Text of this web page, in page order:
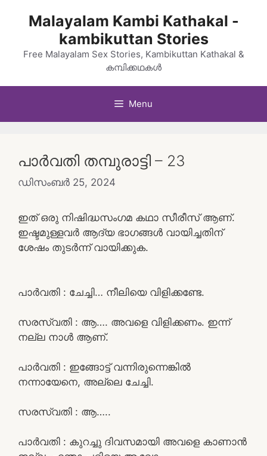
Malayalam Kambi Kathakal -
kambikuttan Stories
Free Malayalam Sex Stories, Kambikuttan Kathakal &
കമ്പിക്കഥകൾ
Menu
പാർവതി തമ്പുരാട്ടി – 23
ഡിസംബർ 25, 2024
ഇത് ഒരു നിഷിദ്ധസംഗമ കഥാ സീരീസ് ആണ്.
ഇഷ്ടമുള്ളവർ ആദ്യ ഭാഗങ്ങൾ വായിച്ചതിന്
ശേഷം തുടർന്ന് വായിക്കുക.
പാർവതി : ചേച്ചി… നീലിയെ വിളിക്കണ്ടേ.
സരസ്വതി : ആ…. അവളെ വിളിക്കണം. ഇന്ന്
നല്ല നാൾ ആണ്.
പാർവതി : ഇങ്ങോട്ട് വന്നിരുന്നെങ്കിൽ
നന്നായേനെ, അല്ലെ ചേച്ചി.
സരസ്വതി : ആ…..
പാർവതി : കുറച്ചു ദിവസമായി അവളെ കാണാൻ